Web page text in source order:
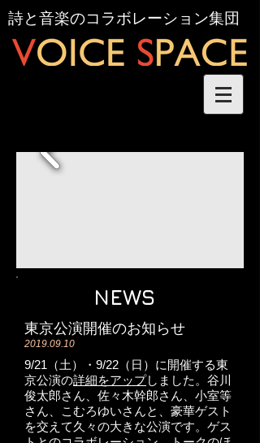
詩と音楽のコラボレーション集団
NEWS
東京公演開催のお知らせ
2019.09.10
9/21（土）・9/22（日）に開催する東
京公演の詳細をアップしました。谷川
俊太郎さん、佐々木幹郎さん、小室等
さん、こむろゆいさんと、豪華ゲスト
を交えて久々の大きな公演です。ゲス